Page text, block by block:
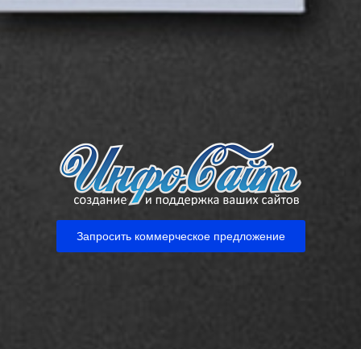
Запросить коммерческое предложение